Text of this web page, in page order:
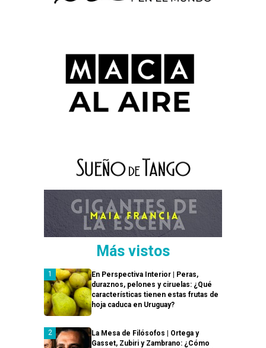
Más vistos
En Perspectiva Interior | Peras,
duraznos, pelones y ciruelas: ¿Qué
características tienen estas frutas de
hoja caduca en Uruguay?
La Mesa de Filósofos | Ortega y
Gasset, Zubiri y Zambrano: ¿Cómo